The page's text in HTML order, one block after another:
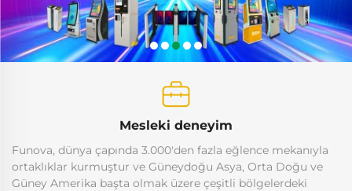
Mesleki deneyim
Funova, dünya çapında 3.000'den fazla eğlence mekanıyla
ortaklıklar kurmuştur ve Güneydoğu Asya, Orta Doğu ve
Güney Amerika başta olmak üzere çeşitli bölgelerdeki